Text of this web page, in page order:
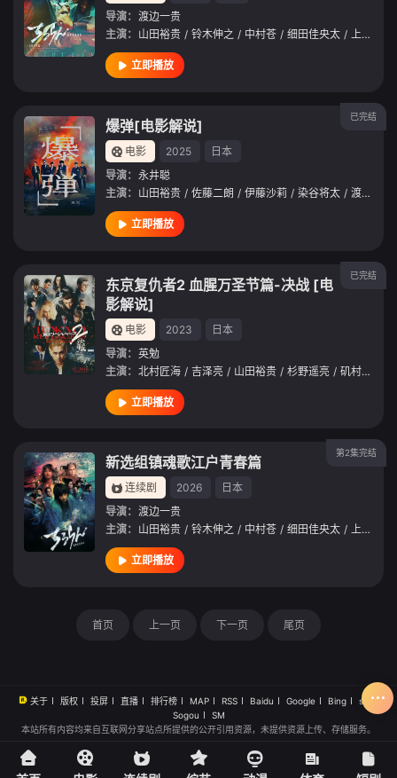
导演： 渡边一贵
主演： 山田裕贵 / 铃木伸之 / 中村苍 / 细田佳央太 / 上杉柊平
立即播放
已完结
爆弹[电影解说]
电影 2025
日本
导演： 永井聪
主演： 山田裕贵 / 佐藤二朗 / 伊藤沙莉 / 染谷将太 / 渡部笃郎
立即播放
已完结
东京复仇者2 血腥万圣节篇-决战 [电
影解说]
电影 2023
日本
导演： 英勉
主演： 北村匠海 / 吉泽亮 / 山田裕贵 / 杉野遥亮 / 矶村勇斗
立即播放
第2集完结
新选组镇魂歌江户青春篇
连续剧 2026
日本
导演： 渡边一贵
主演： 山田裕贵 / 铃木伸之 / 中村苍 / 细田佳央太 / 上杉柊平
立即播放
首页 上一页 下一页 尾页
关于 版权 投屏 直播 排行榜 MAP RSS Baidu Google Bing
so
Sogou
SM
本站所有内容均来自互联网分享站点所提供的公开引用资源，未提供资源上传、存储服务。